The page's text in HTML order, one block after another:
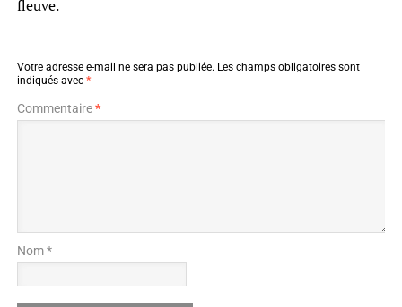
fleuve.
Votre adresse e-mail ne sera pas publiée. Les champs obligatoires sont
indiqués avec *
Commentaire*
Nom *